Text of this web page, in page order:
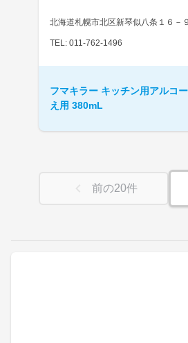
北海道札幌市北区新琴似八条１６－
TEL: 011-762-1496
フマキラー キッチン用アルコ
え用 380mL
前の20件